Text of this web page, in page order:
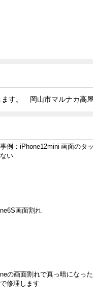
ます。 岡山市マルナカ高
例：iPhone12mini 画面のタ
い
画面割れ
の画面割れで真っ暗になっ
修理します